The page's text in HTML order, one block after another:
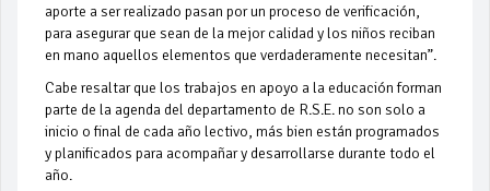
aporte a ser realizado pasan por un proceso de verificación,
para asegurar que sean de la mejor calidad y los niños reciban
en mano aquellos elementos que verdaderamente necesitan”.
Cabe resaltar que los trabajos en apoyo a la educación forman
parte de la agenda del departamento de R.S.E. no son solo a
inicio o final de cada año lectivo, más bien están programados
y planificados para acompañar y desarrollarse durante todo el
año.